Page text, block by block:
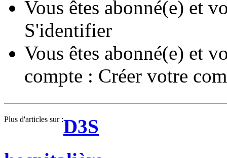
Vous êtes abonné(e) et
S'identifier
Vous êtes abonné(e) et
compte : Créer votre
Plus d'articles sur :D3S